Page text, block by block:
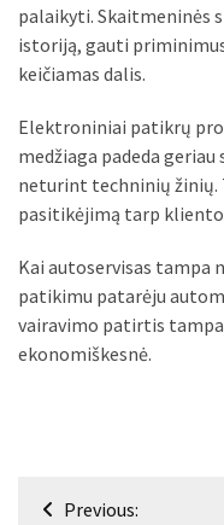
palaikyti. Skaitmeninės
istoriją, gauti
keičiamas dalis.
Elektroniniai patikrų
medžiaga padeda
neturint techninių žinių.
pasitikėjimą tarp kliento
Kai autoservisas tampa
patikimu patarėju
vairavimo patirtis
ekonomiškesnė.
Navigacija
Previous: